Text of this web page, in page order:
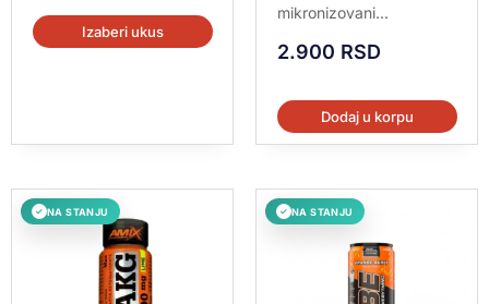
Izaberi ukus
mikronizovani...
2.900 RSD
Dodaj u korpu
✓ NA STANJU ✓ NA STANJU